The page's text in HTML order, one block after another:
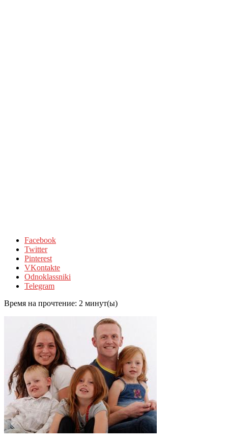
Facebook
Twitter
Pinterest
VKontakte
Odnoklassniki
Telegram
Время на прочтение: 2 минут(ы)